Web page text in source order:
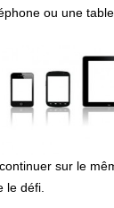
ou une
sur le
le défi.